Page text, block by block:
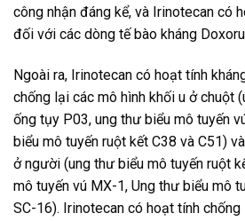
công nhận đáng kể, và Irinotecan có
đối với các dòng tế bào kháng
Ngoài ra, Irinotecan có hoạt tính
chống lại các mô hình khối u ở chuột
ống tụy P03, ung thư biểu mô tuyến
biểu mô tuyến ruột kết C38 và C51)
ở người (ung thư biểu mô tuyến ruột
mô tuyến vú MX-1, Ung thư biểu mô
SC-16). Irinotecan có hoạt tính